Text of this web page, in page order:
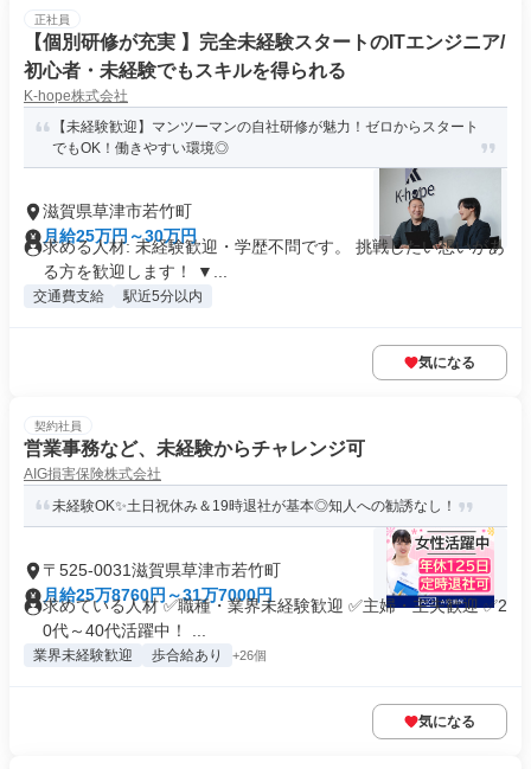
正社員
【個別研修が充実 】完全未経験スタートのITエンジニア/
初心者・未経験でもスキルを得られる
K-hope株式会社
【未経験歓迎】マンツーマンの自社研修が魅力！ゼロからスタート
でもOK！働きやすい環境◎
滋賀県草津市若竹町
月給25万円～30万円
求める人材: 未経験歓迎・学歴不問です。 挑戦したい想いがあ
る方を歓迎します！ ▼...
交通費支給 駅近5分以内
気になる
契約社員
営業事務など、未経験からチャレンジ可
AIG損害保険株式会社
未経験OK✨土日祝休み＆19時退社が基本◎知人への勧誘なし！
〒525-0031滋賀県草津市若竹町
月給25万8760円～31万7000円
求めている人材 ✅職種・業界未経験歓迎 ✅主婦・主夫歓迎 ✅2
0代～40代活躍中！ ...
業界未経験歓迎 歩合給あり +26個
気になる